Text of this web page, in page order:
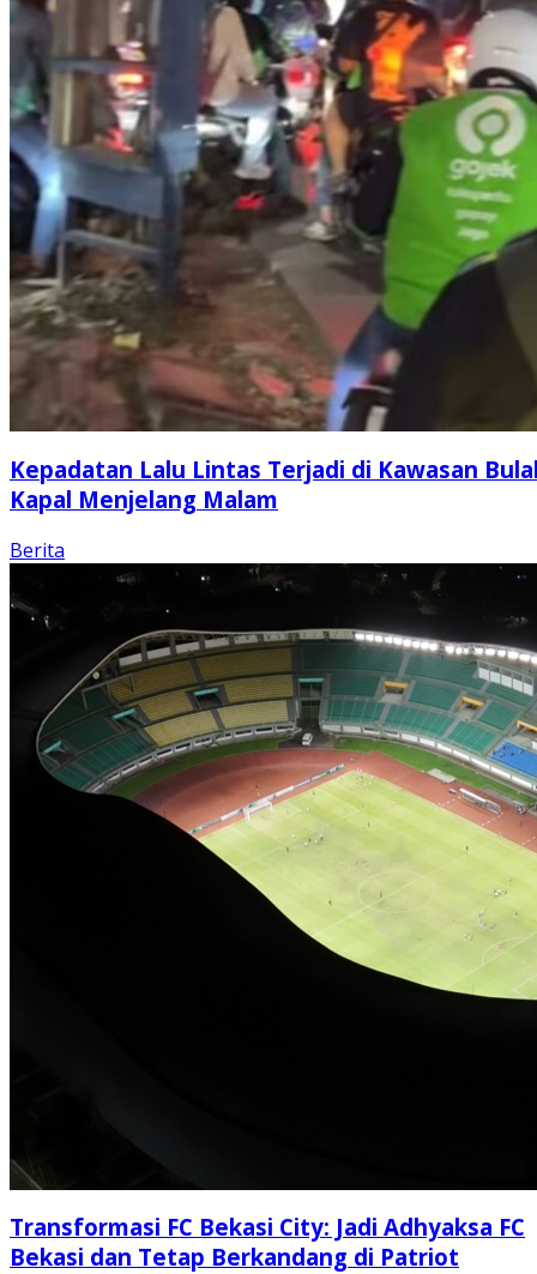
Kepadatan Lalu Lintas Terjadi di Kawasan
Kapal Menjelang Malam
Berita
Transformasi FC Bekasi City: Jadi Adhyaksa FC
Bekasi dan Tetap Berkandang di Patriot